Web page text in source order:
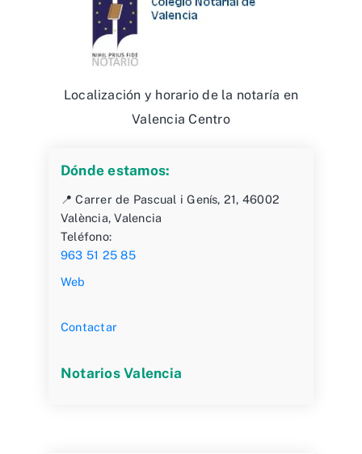
Localización y horario de la notaría en
Valencia Centro
Dónde estamos:
📍 Carrer de Pascual i Genís, 21, 46002
València, Valencia
Teléfono:
963 51 25 85
Web
Contactar
Notarios Valencia